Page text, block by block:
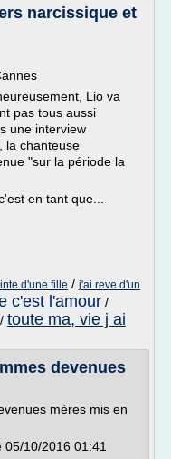
narcissique et
Lio va
pas tous aussi
une interview
la chanteuse
"sur la période la
en tant que...
d'une fille / j'ai reve d'un
c'est l'amour /
/ toute ma, vie j ai
devenues
mères mis en
05/10/2016 01:41